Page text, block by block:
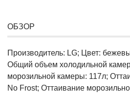
ОБЗОР
Производитель: LG; Цвет:
Общий объем холодильной
морозильной камеры: 117л;
No Frost; Оттаивание